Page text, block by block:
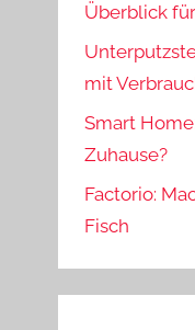
Überblick
mit
Smart
Zuhause?
Factorio:
Fisch